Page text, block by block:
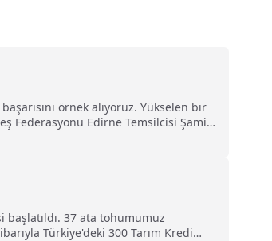
örnek alıyoruz. Yükselen bir
Federasyonu Edirne Temsilcisi Şamil
başlatıldı. 37 ata tohumumuz
Türkiye'deki 300 Tarım Kredi